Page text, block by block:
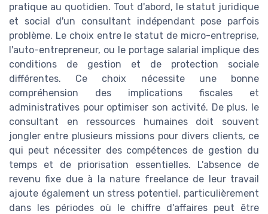
pratique au quotidien. Tout d'abord, le statut juridique
et social d'un consultant indépendant pose parfois
problème. Le choix entre le statut de micro-entreprise,
l'auto-entrepreneur, ou le portage salarial implique des
conditions de gestion et de protection sociale
différentes. Ce choix nécessite une bonne
compréhension des implications fiscales et
administratives pour optimiser son activité. De plus, le
consultant en ressources humaines doit souvent
jongler entre plusieurs missions pour divers clients, ce
qui peut nécessiter des compétences de gestion du
temps et de priorisation essentielles. L'absence de
revenu fixe due à la nature freelance de leur travail
ajoute également un stress potentiel, particulièrement
dans les périodes où le chiffre d'affaires peut être